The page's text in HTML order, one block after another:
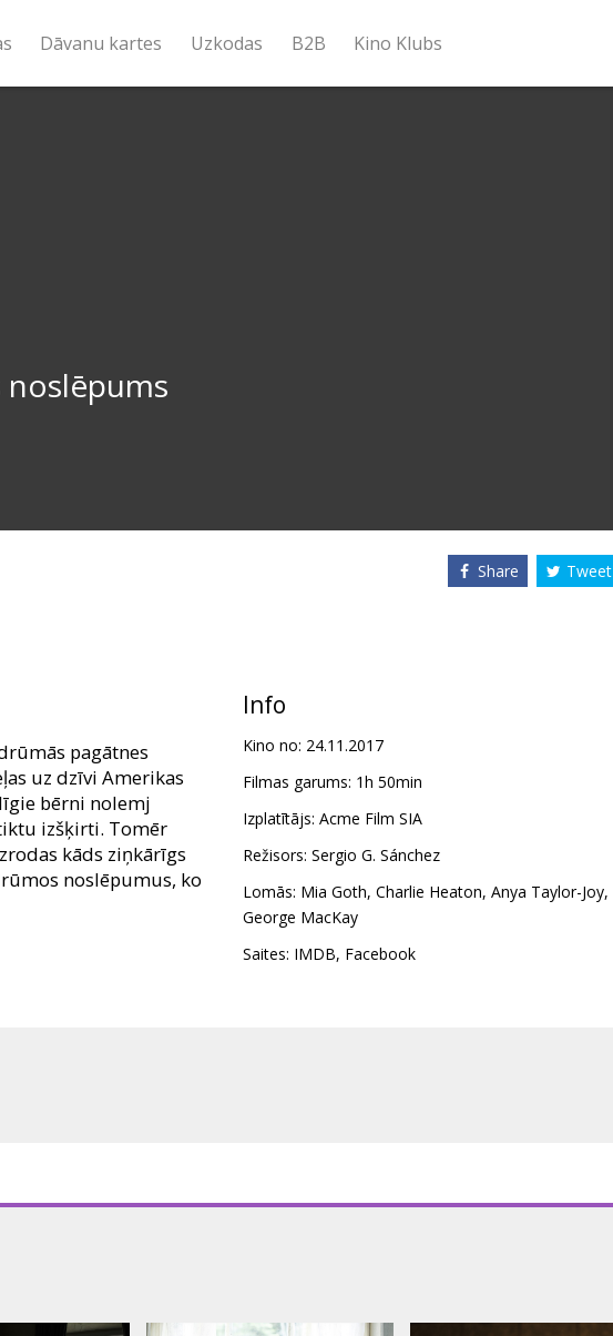
Dāvanu kartes Uzkodas B2B Kino Klubs
Share Tweet
pagātnes
uz dzīvi Amerikas
bērni nolemj
izšķirti. Tomēr
kāds ziņkārīgs
noslēpumus, ko
valodā.
Info
Kino no: 24.11.2017
Filmas garums: 1h 50min
Izplatītājs: Acme Film SIA
Režisors: Sergio G. Sánchez
Lomās: Mia Goth, Charlie Heaton, Anya Taylor-Joy,
George MacKay
Saites: IMDB, Facebook